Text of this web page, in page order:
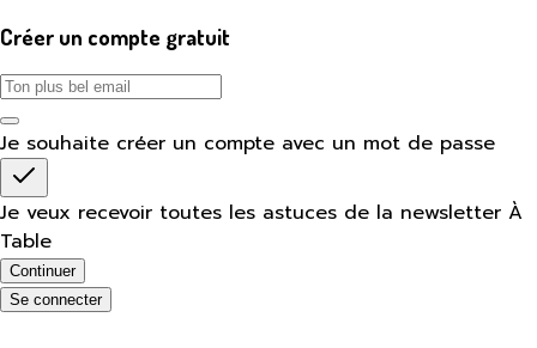
Créer un compte gratuit
Je souhaite créer un compte avec un mot de passe
Je veux recevoir toutes les astuces de la newsletter À
Table
Continuer
Se connecter